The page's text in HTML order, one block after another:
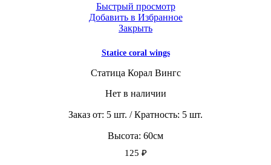
Быстрый просмотр
Добавить в Избранное
Закрыть
Statice coral wings
Статица Корал Вингс
Нет в наличии
Заказ от: 5 шт. / Кратность: 5 шт.
Высота: 60см
125 ₽